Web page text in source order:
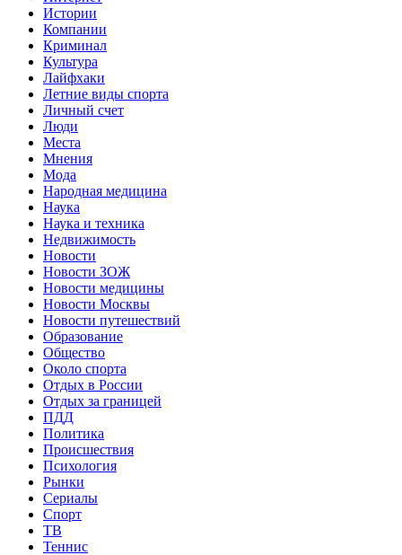
Истории
Компании
Криминал
Культура
Лайфхаки
Летние виды спорта
Личный счет
Люди
Места
Мнения
Мода
Народная медицина
Наука
Наука и техника
Недвижимость
Новости
Новости ЗОЖ
Новости медицины
Новости Москвы
Новости путешествий
Образование
Общество
Около спорта
Отдых в России
Отдых за границей
ПДД
Политика
Происшествия
Психология
Рынки
Сериалы
Спорт
ТВ
Теннис